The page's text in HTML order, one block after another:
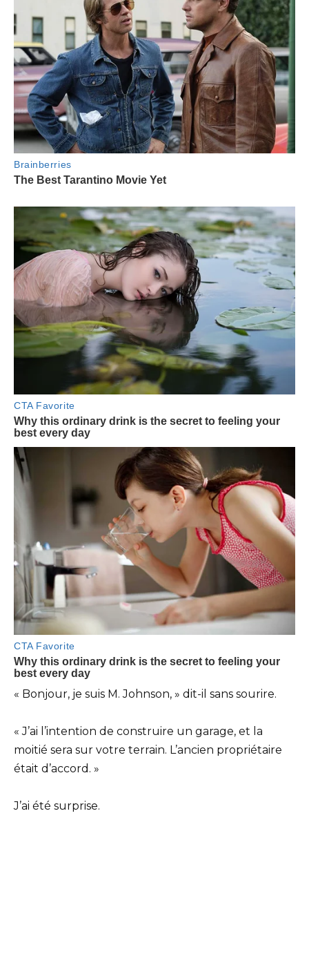
« Bonjour, je suis M. Johnson, » dit-il sans sourire.
« J’ai l’intention de construire un garage, et la
moitié sera sur votre terrain. L’ancien propriétaire
était d’accord. »
J’ai été surprise.